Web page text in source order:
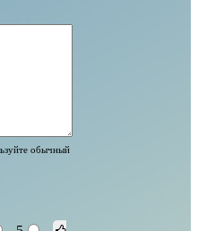
обычный